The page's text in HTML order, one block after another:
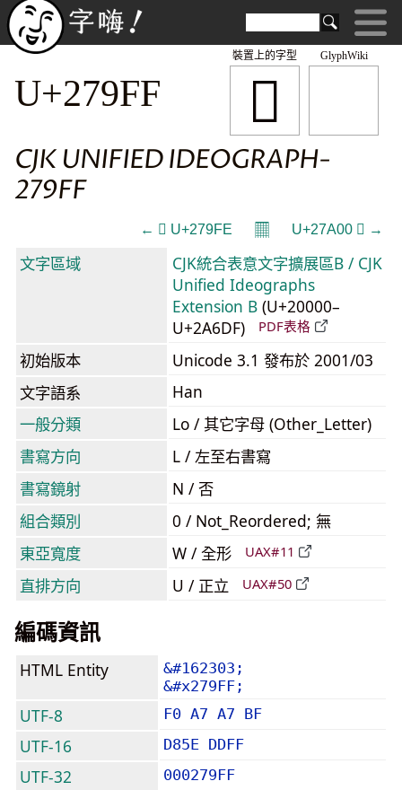
GlyphWiki
𧧿
裝置上的字型
U+279FF
CJK UNIFIED IDEOGRAPH-
279FF
← 𧧾 U+279FE 𝄜 U+27A00 𧨀 →
文字區域
CJK統合表意文字擴展區B / CJK
Unified Ideographs
Extension B (U+20000–
U+2A6DF)
PDF表格
初始版本
Unicode 3.1 發布於 2001/03
文字語系
Han
一般分類
Lo / 其它字母 (Other_Letter)
書寫方向
L / 左至右書寫
書寫鏡射
N / 否
組合類別
0 / Not_Reordered; 無
東亞寬度
W / 全形 UAX#11
直排方向 U / 正立 UAX#50
編碼資訊
HTML Entity
&#162303;
&#x279FF;
UTF-8 F0 A7 A7 BF
UTF-16 D85E DDFF
UTF-32 000279FF